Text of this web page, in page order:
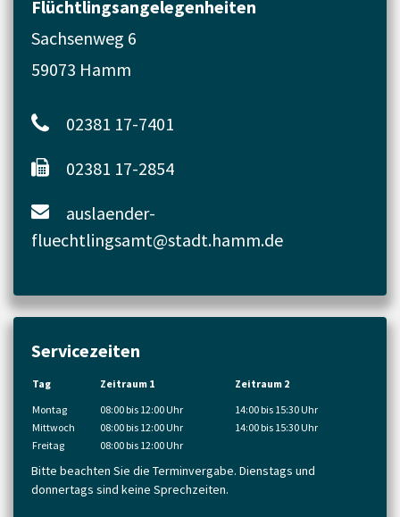
Flüchtlingsangelegenheiten
Sachsenweg 6
59073 Hamm
02381 17-7401
02381 17-2854
auslaender-
fluechtlingsamt@stadt.hamm.de
Servicezeiten
Tag Zeitraum 1
Zeitraum 2
Montag
08:00 bis 12:00 Uhr
14:00 bis 15:30 Uhr
Mittwoch
08:00 bis 12:00 Uhr
14:00 bis 15:30 Uhr
Freitag
08:00 bis 12:00 Uhr
Bitte beachten Sie die Terminvergabe. Dienstags und
donnertags sind keine Sprechzeiten.